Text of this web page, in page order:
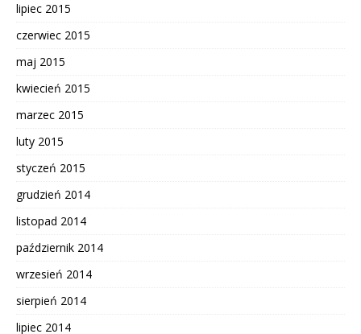
lipiec 2015
czerwiec 2015
maj 2015
kwiecień 2015
marzec 2015
luty 2015
styczeń 2015
grudzień 2014
listopad 2014
październik 2014
wrzesień 2014
sierpień 2014
lipiec 2014